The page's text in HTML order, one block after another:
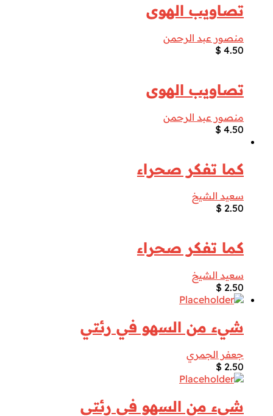
تصاويب الهوى
منصور عبد الرحمن
$ 4.50
تصاويب الهوى
منصور عبد الرحمن
$ 4.50
كما تفكر صحراء
سعيد الشيخ
$ 2.50
كما تفكر صحراء
سعيد الشيخ
$ 2.50
شيء من السهو في رئتي
جعفر الجمري
$ 2.50
شيء من السهو في رئتي